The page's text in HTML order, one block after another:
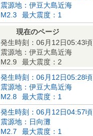
震源地：伊豆大島近海
M2.3
最大震度：1
現在のページ
発生時刻：06月12日05:43頃
震源地：伊豆大島近海
M2.9
最大震度：2
発生時刻：06月12日05:28頃
震源地：伊豆大島近海
M2.8
最大震度：1
発生時刻：06月12日04:57頃
震源地：日向灘
M2.7
最大震度：1